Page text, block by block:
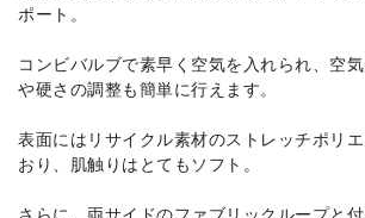
ポート。
コンビバルブで素早く空気を入れられ、空
や硬さの調整も簡単に行えます。
表面にはリサイクル素材のストレッチポリ
おり、肌触りはとてもソフト。
さらに、両サイドのファブリックループと